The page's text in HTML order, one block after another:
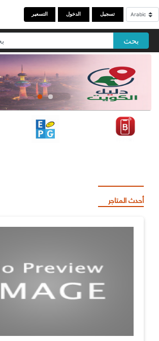
التسعير الدخول تسجيل
بحث
أحدث المتاجر